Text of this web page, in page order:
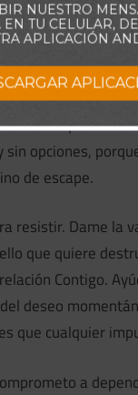
tentaciones se
para escuchar Tu
ver claramente
cuando parezca
que
sin opciones,
de escape.
resistir. Dame la
que quiere
Contigo.
deseo
que cualquier
a
NUESTRO
TU CELULAR,
APLICACIÓN